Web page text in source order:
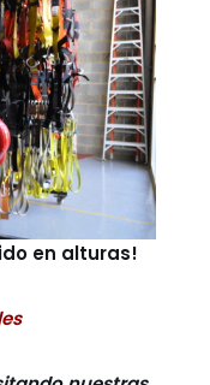
en alturas!